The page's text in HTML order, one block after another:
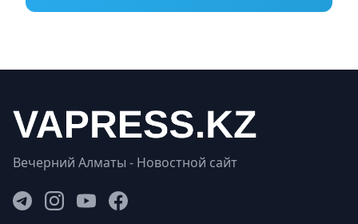
Вечерний Алматы - Новостной сайт